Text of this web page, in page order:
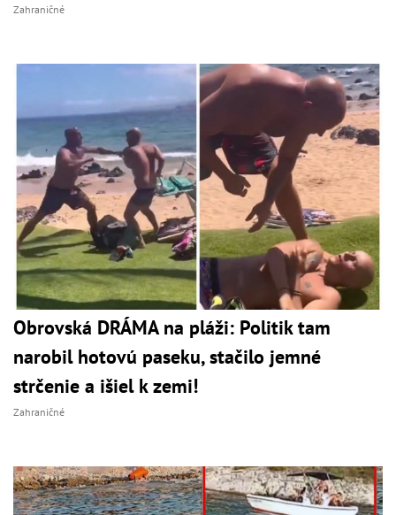
Zahraničné
Obrovská DRÁMA na pláži: Politik tam
narobil hotovú paseku, stačilo jemné
strčenie a išiel k zemi!
Zahraničné